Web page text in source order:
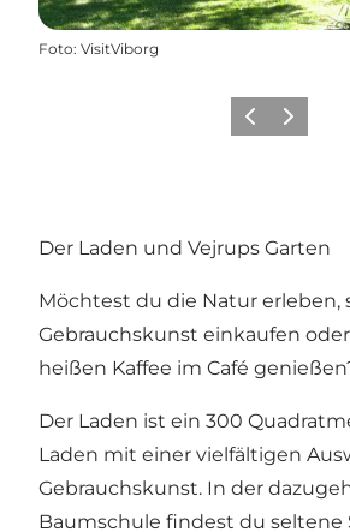
Foto: VisitViborg
ZurückWeiter
Der Laden und Vejrups Garten
Möchtest du die Natur erleben,
Gebrauchskunst einkaufen oder
heißen Kaffee im Café
Der Laden ist ein 300
Laden mit einer vielfältigen
Gebrauchskunst. In der
Baumschule findest du seltene